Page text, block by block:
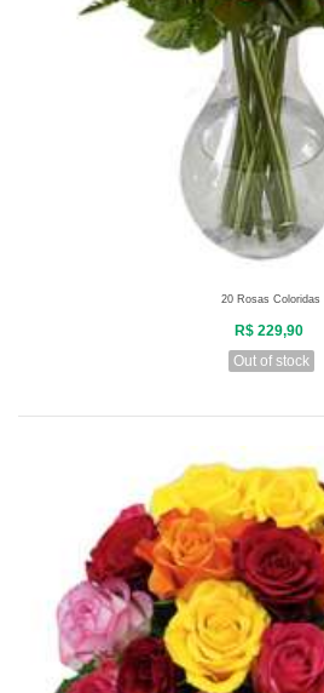
20 Rosas Coloridas
R$ 229,90
Out of stock